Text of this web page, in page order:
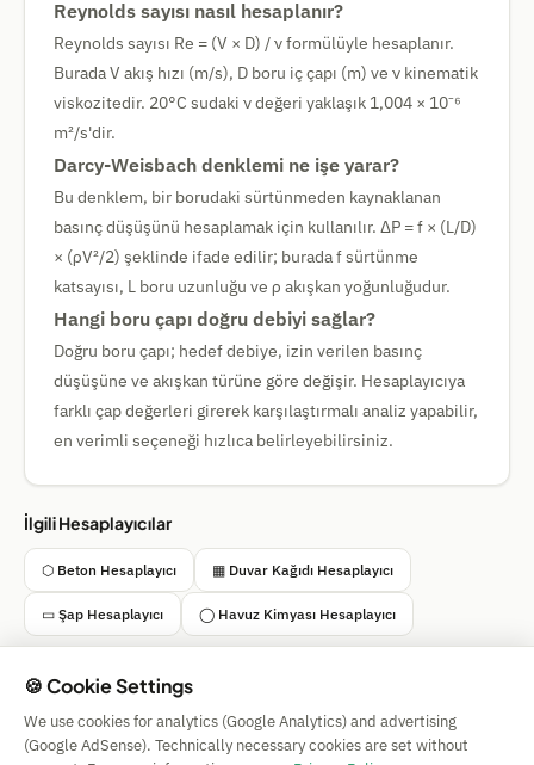
Reynolds sayısı nasıl hesaplanır?
Reynolds sayısı Re = (V × D) / ν formülüyle hesaplanır.
Burada V akış hızı (m/s), D boru iç çapı (m) ve ν kinematik
viskozitedir. 20°C sudaki ν değeri yaklaşık 1,004 × 10⁻⁶
m²/s'dir.
Darcy-Weisbach denklemi ne işe yarar?
Bu denklem, bir borudaki sürtünmeden kaynaklanan
basınç düşüşünü hesaplamak için kullanılır. ΔP = f × (L/D)
× (ρV²/2) şeklinde ifade edilir; burada f sürtünme
katsayısı, L boru uzunluğu ve ρ akışkan yoğunluğudur.
Hangi boru çapı doğru debiyi sağlar?
Doğru boru çapı; hedef debiye, izin verilen basınç
düşüşüne ve akışkan türüne göre değişir. Hesaplayıcıya
farklı çap değerleri girerek karşılaştırmalı analiz yapabilir,
en verimli seçeneği hızlıca belirleyebilirsiniz.
İlgili Hesaplayıcılar
⬡ Beton Hesaplayıcı ▦ Duvar Kağıdı Hesaplayıcı
▭ Şap Hesaplayıcı ◯ Havuz Kimyası Hesaplayıcı
Simple Calculator
Impressum
| Privacy | Terms | 🍪 Cookies
🍪 Cookie Settings
We use cookies for analytics (Google Analytics) and advertising
(Google AdSense). Technically necessary cookies are set without